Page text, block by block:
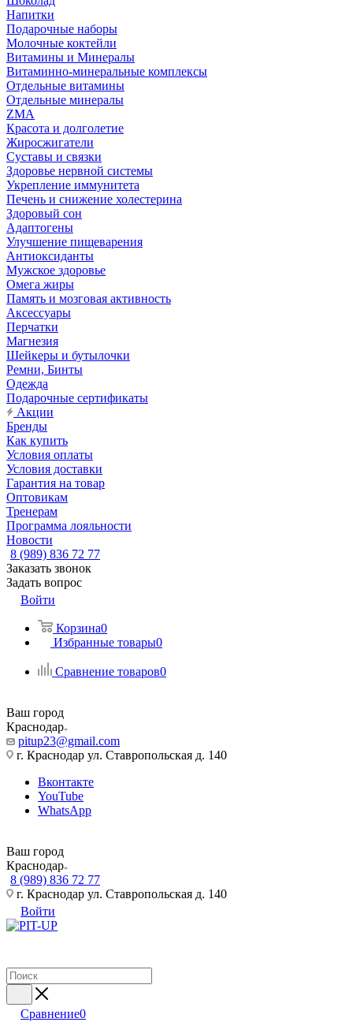
Напитки
Подарочные наборы
Молочные коктейли
Витамины и Минералы
Витаминно-минеральные комплексы
Отдельные витамины
Отдельные минералы
ZMA
Красота и долголетие
Жиросжигатели
Суставы и связки
Здоровье нервной системы
Укрепление иммунитета
Печень и снижение холестерина
Здоровый сон
Адаптогены
Улучшение пищеварения
Антиоксиданты
Мужское здоровье
Омега жиры
Память и мозговая активность
Аксессуары
Перчатки
Магнезия
Шейкеры и бутылочки
Ремни, Бинты
Одежда
Подарочные сертификаты
Акции
Бренды
Как купить
Условия оплаты
Условия доставки
Гарантия на товар
Оптовикам
Тренерам
Программа лояльности
Новости
8 (989) 836 72 77
Заказать звонок
Задать вопрос
Войти
Корзина0
Избранные товары0
Сравнение товаров0
Ваш город
Краснодар
pitup23@gmail.com
г. Краснодар ул. Ставропольская д. 140
Вконтакте
YouTube
WhatsApp
Ваш город
Краснодар
8 (989) 836 72 77
г. Краснодар ул. Ставропольская д. 140
Войти
Сравнение0